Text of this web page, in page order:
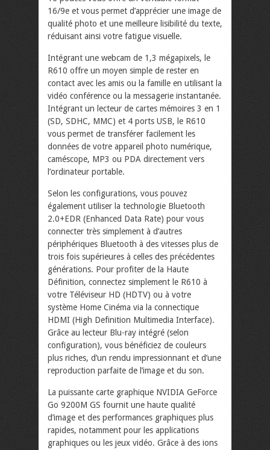
16/9e et vous permet d’apprécier une image de
qualité photo et une meilleure lisibilité du texte,
réduisant ainsi votre fatigue visuelle.
Intégrant une webcam de 1,3 mégapixels, le
R610 offre un moyen simple de rester en
contact avec les amis ou la famille en utilisant la
vidéo conférence ou la messagerie instantanée.
Intégrant un lecteur de cartes mémoires 3 en 1
(SD, SDHC, MMC) et 4 ports USB, le R610
vous permet de transférer facilement les
données de votre appareil photo numérique,
caméscope, MP3 ou PDA directement vers
l’ordinateur portable.
Selon les configurations, vous pouvez
également utiliser la technologie Bluetooth
2.0+EDR (Enhanced Data Rate) pour vous
connecter très simplement à d’autres
périphériques Bluetooth à des vitesses plus de
trois fois supérieures à celles des précédentes
générations. Pour profiter de la Haute
Définition, connectez simplement le R610 à
votre Téléviseur HD (HDTV) ou à votre
système Home Cinéma via la connectique
HDMI (High Definition Multimedia Interface).
Grâce au lecteur Blu-ray intégré (selon
configuration), vous bénéficiez de couleurs
plus riches, d’un rendu impressionnant et d’une
reproduction parfaite de l’image et du son.
La puissante carte graphique NVIDIA GeForce
Go 9200M GS fournit une haute qualité
d’image et des performances graphiques plus
rapides, notamment pour les applications
graphiques ou les jeux vidéo. Grâce à des ions